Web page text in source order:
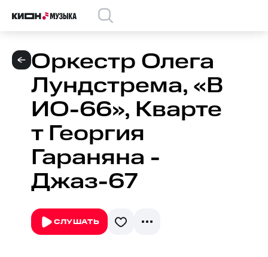
Оркестр Олега
Лундстрема, «В
ИО-66», Кварте
т Георгия
Гараняна -
Джаз-67
СЛУШАТЬ